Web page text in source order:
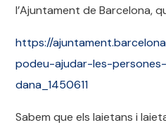
l’Ajuntament de Barcelona,
https://
podeu-ajudar-les-
dana_1450611
Sabem que els laietans i